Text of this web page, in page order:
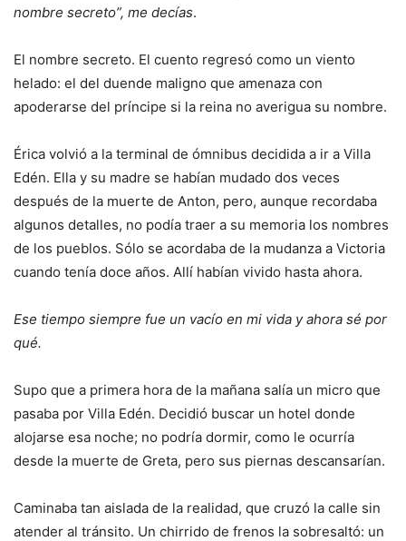
nombre secreto”, me decías.
El nombre secreto. El cuento regresó como un viento
helado: el del duende maligno que amenaza con
apoderarse del príncipe si la reina no averigua su nombre.
Érica volvió a la terminal de ómnibus decidida a ir a Villa
Edén. Ella y su madre se habían mudado dos veces
después de la muerte de Anton, pero, aunque recordaba
algunos detalles, no podía traer a su memoria los nombres
de los pueblos. Sólo se acordaba de la mudanza a Victoria
cuando tenía doce años. Allí habían vivido hasta ahora.
Ese tiempo siempre fue un vacío en mi vida y ahora sé por
qué.
Supo que a primera hora de la mañana salía un micro que
pasaba por Villa Edén. Decidió buscar un hotel donde
alojarse esa noche; no podría dormir, como le ocurría
desde la muerte de Greta, pero sus piernas descansarían.
Caminaba tan aislada de la realidad, que cruzó la calle sin
atender al tránsito. Un chirrido de frenos la sobresaltó: un